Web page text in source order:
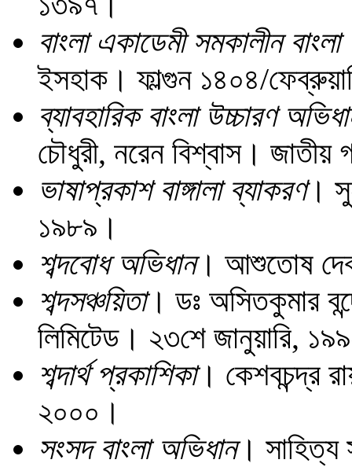
বাংলা একাডেমী সমকালীন
ইসহাক। ফাল্গুন ১৪০৪/
ব্যাবহারিক বাংলা উচ্চারণ
চৌধুরী, নরেন বিশ্বাস।
ভাষাপ্রকাশ বাঙ্গালা ব্যাকরণ।
১৯৮৯।
শব্দবোধ অভিধান। আশুতোষ
শব্দসঞ্চয়িতা। ডঃ অসিতকুমার
লিমিটেড। ২৩শে জানুয়ারি,
শব্দার্থ প্রকাশিকা। কেশবচন্দ্র
২০০০।
সংসদ বাংলা অভিধান। সাহিত্য